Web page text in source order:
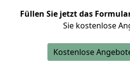
Füllen Sie jetzt das
Sie kostenlose
Kostenlose